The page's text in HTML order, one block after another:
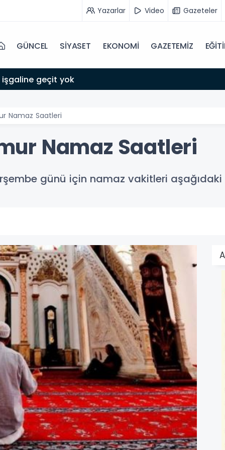
Yazarlar Video Gazeteler
GÜNCEL SİYASET EKONOMİ GAZETEMİZ
işgaline geçit yok
Namaz Saatleri
Namaz Saatleri
günü için namaz vakitleri